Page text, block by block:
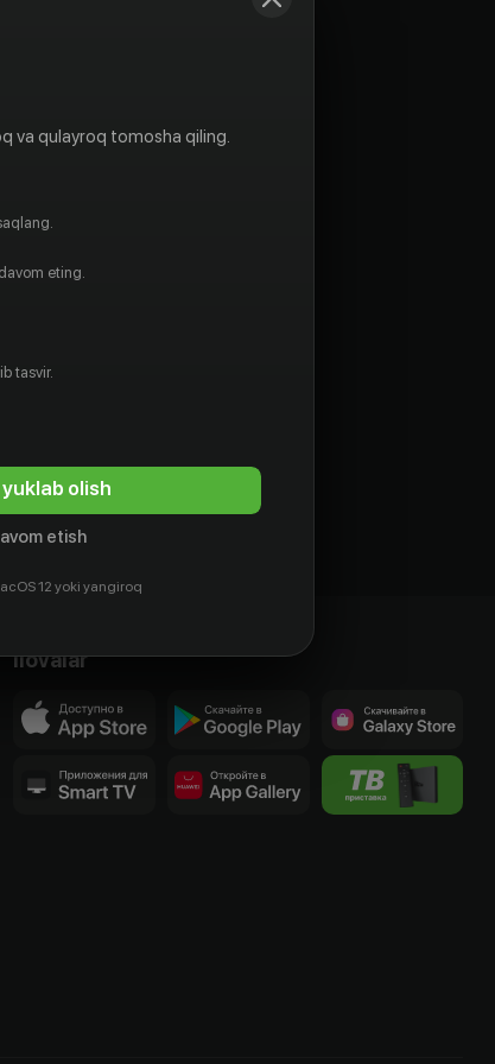
Ilovalar
va qulayroq tomosha qiling.
eting.
tasvir.
olish
etish
12 yoki yangiroq